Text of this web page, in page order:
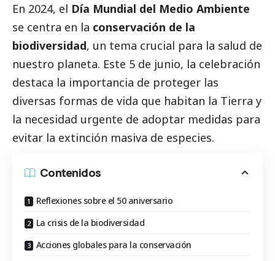
En 2024, el Día Mundial del Medio Ambiente
se centra en la conservación de la
biodiversidad, un tema crucial para la salud de
nuestro planeta. Este 5 de junio, la celebración
destaca la importancia de proteger las
diversas formas de vida que habitan la Tierra y
la necesidad urgente de adoptar medidas para
evitar la extinción masiva de especies.
Contenidos
Reflexiones sobre el 50 aniversario
La crisis de la biodiversidad
Acciones globales para la conservación